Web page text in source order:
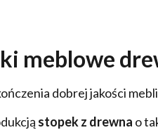
meblowe
dobrej jakości
stopek z drewna o